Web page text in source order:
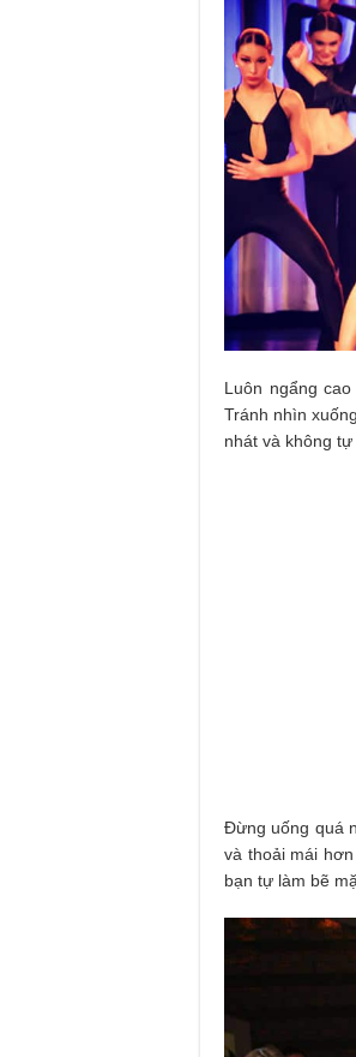
Luôn ngẩng
Tránh nhìn
nhát và không
Đừng uống quá
và thoải mái
bạn tự làm bẽ